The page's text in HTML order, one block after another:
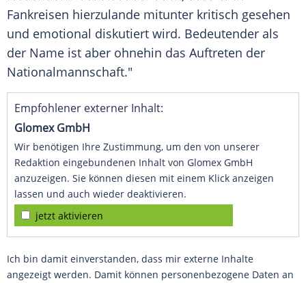
Fankreisen hierzulande mitunter kritisch gesehen
und emotional diskutiert wird. Bedeutender als
der Name ist aber ohnehin das Auftreten der
Nationalmannschaft."
Empfohlener externer Inhalt:
Glomex GmbH
Wir benötigen Ihre Zustimmung, um den von unserer
Redaktion eingebundenen Inhalt von Glomex GmbH
anzuzeigen. Sie können diesen mit einem Klick anzeigen
lassen und auch wieder deaktivieren.
jetzt aktivieren
Ich bin damit einverstanden, dass mir externe Inhalte
angezeigt werden. Damit können personenbezogene Daten an